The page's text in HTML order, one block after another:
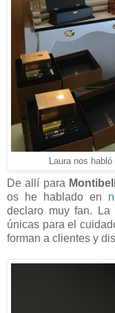
Laura nos
De allí para
os he hablado en
declaro muy fan. La
únicas para el
forman a clientes y